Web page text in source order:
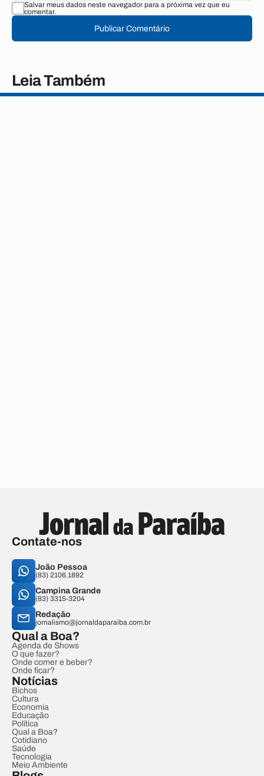
Salvar meus dados neste navegador para a próxima vez que eu
comentar.
Publicar Comentário
Leia Também
Contate-nos
João Pessoa
(83) 2106.1892
Campina Grande
(83) 3315-3204
Redação
jornalismo@jornaldaparaiba.com.br
Qual a Boa?
Agenda de Shows
O que fazer?
Onde comer e beber?
Onde ficar?
Notícias
Bichos
Cultura
Economia
Educação
Política
Qual a Boa?
Cotidiano
Saúde
Tecnologia
Meio Ambiente